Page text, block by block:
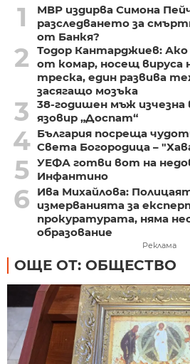
1
МВР издирва Симона
разследването за
от Банкя?
2
Тодор Кантарджиев: Ако
от комар, носещ вируса
треска, един развива
засягащо мозъка
3
38-годишен мъж изчезна
язовир „Доспат“
4 България посреща
Света Богородица –
5 УЕФА готви вот на
Инфантино
6
Ива Михайлова:
измерванията за
прокуратурата, няма
образование
Реклама
ОЩЕ ОТ: ОБЩЕСТВО